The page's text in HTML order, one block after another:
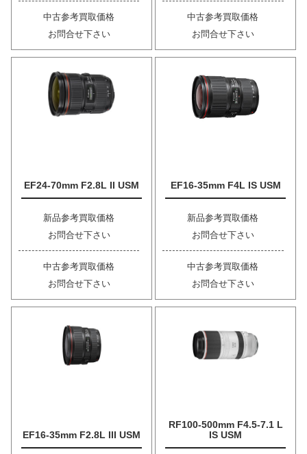
中古参考買取価格
お問合せ下さい
中古参考買取価格
お問合せ下さい
EF24-70mm F2.8L II USM
新品参考買取価格
お問合せ下さい
中古参考買取価格
お問合せ下さい
EF16-35mm F4L IS USM
新品参考買取価格
お問合せ下さい
中古参考買取価格
お問合せ下さい
EF16-35mm F2.8L III USM
RF100-500mm F4.5-7.1 L
IS USM